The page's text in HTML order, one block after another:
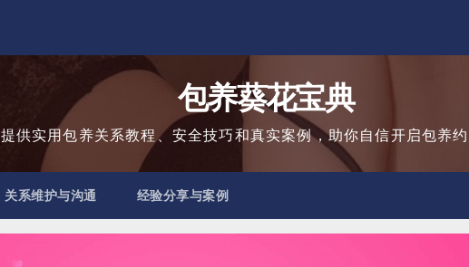
包养葵花宝典
提供实用包养关系教程、安全技巧和真实案例，助你自信开启包养
关系维护与沟通 经验分享与案例